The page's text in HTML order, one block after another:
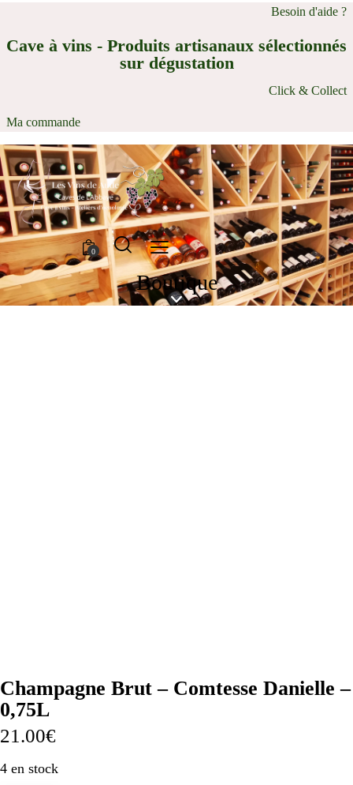
Besoin d'aide ?
Cave à vins - Produits artisanaux sélectionnés
sur dégustation
Click & Collect
Ma commande
0
Boutique
Champagne Brut – Comtesse Danielle –
0,75L
21.00€
4 en stock